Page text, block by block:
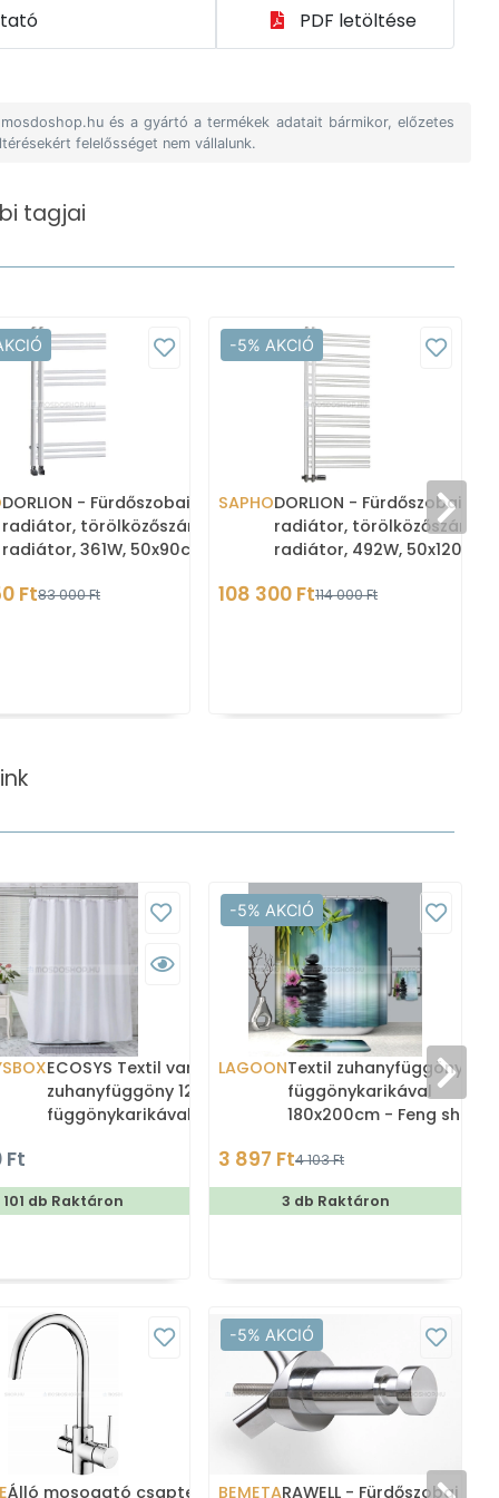
PDF letöltése
és a gyártó a termékek adatait bármikor, előzetes
felelősséget nem vállalunk.
tagjai
DORLION - Fürdőszobai
radiátor, törölközőszárítós
radiátor, 361W, 50x90cm,
Ft83 000 Ft
-5% AKCIÓ
SAPHODORLION - Fürdőszobai
radiátor, törölközőszárítós
radiátor, 492W, 50x120cm,
108 300 Ft114 000 Ft
ECOSYS Textil varrott
zuhanyfüggöny 12db
függönykarikával
Zuhanyfüggöny textil
Ft
101 db Raktáron
-5% AKCIÓ
LAGOONTextil zuhanyfüggöny
függönykarikával
180x200cm - Feng shui
3 897 Ft4 103 Ft
3 db Raktáron
Álló mosogató csaptelep,
-5% AKCIÓ
BEMETARAWELL - Fürdőszobai